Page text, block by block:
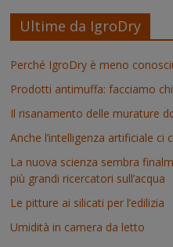
Ultime da IgroDry
Perché IgroDry è meno
Prodotti antimuffa: facciamo
Il risanamento delle murature
Anche l’intelligenza artificiale ci
La nuova scienza sembra
più grandi ricercatori sull’acqua
Le pitture ai silicati per l’edilizia
Umidità in camera da letto